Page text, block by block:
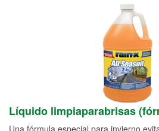
Líquido limpiaparabrisas